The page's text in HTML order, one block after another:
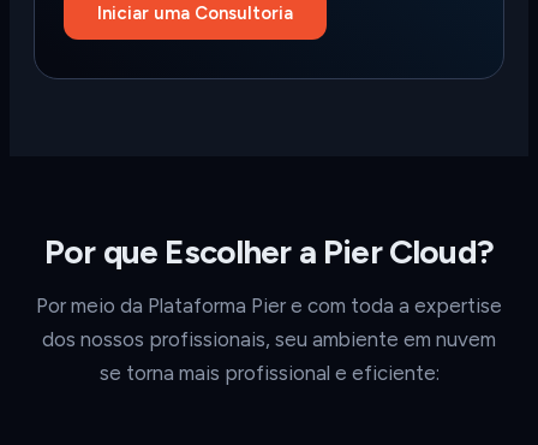
Iniciar uma Consultoria
Por que Escolher a Pier Cloud?
Por meio da Plataforma Pier e com toda a expertise
dos nossos profissionais, seu ambiente em nuvem
se torna mais profissional e eficiente: